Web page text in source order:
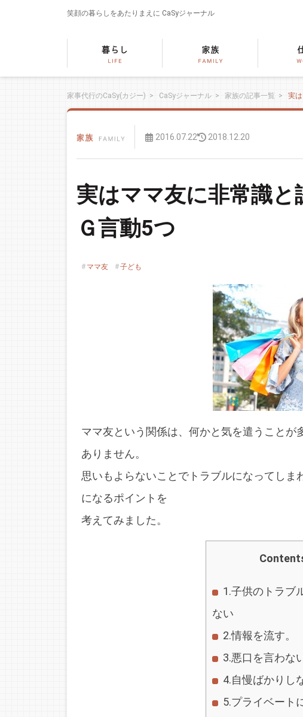
笑顔の暮らしをあたりまえに CaSyジャーナル
家事代行のCaSy(カジー) > CaSyジャーナル > 家族の記事一覧 > 実
2016.07.22 2018.12.20
実はママ友に非常識と
Ｇ言動5つ
ママ友 子ども
ママ友という関係は、何かと気を遣うことが
ありません。
思いもよらないことでトラブルになってしま
になるポイントを
考えてみました。
1.子供のトラブ
ない
2.情報を流す。
3.悪口を言わな
4.自慢ばかりし
5.プライベート